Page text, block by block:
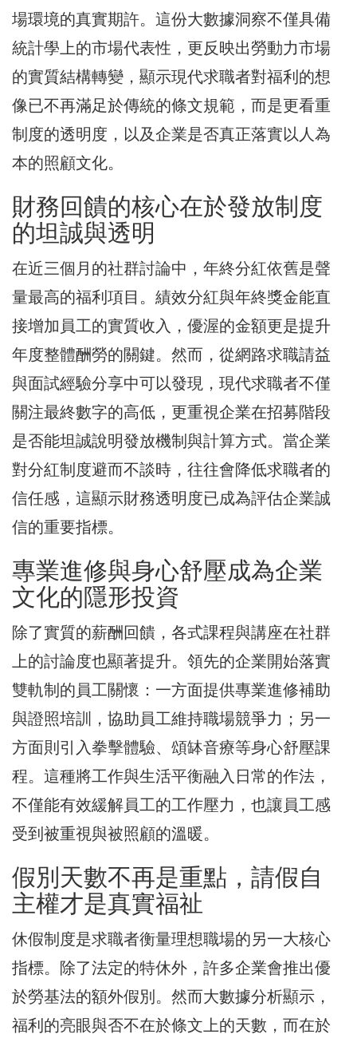
場環境的真實期許。這份大數據洞察不僅具備
統計學上的市場代表性，更反映出勞動力市場
的實質結構轉變，顯示現代求職者對福利的想
像已不再滿足於傳統的條文規範，而是更看重
制度的透明度，以及企業是否真正落實以人為
本的照顧文化。
財務回饋的核心在於發放制度
的坦誠與透明
在近三個月的社群討論中，年終分紅依舊是聲
量最高的福利項目。績效分紅與年終獎金能直
接增加員工的實質收入，優渥的金額更是提升
年度整體酬勞的關鍵。然而，從網路求職請益
與面試經驗分享中可以發現，現代求職者不僅
關注最終數字的高低，更重視企業在招募階段
是否能坦誠說明發放機制與計算方式。當企業
對分紅制度避而不談時，往往會降低求職者的
信任感，這顯示財務透明度已成為評估企業誠
信的重要指標。
專業進修與身心舒壓成為企業
文化的隱形投資
除了實質的薪酬回饋，各式課程與講座在社群
上的討論度也顯著提升。領先的企業開始落實
雙軌制的員工關懷：一方面提供專業進修補助
與證照培訓，協助員工維持職場競爭力；另一
方面則引入拳擊體驗、頌缽音療等身心舒壓課
程。這種將工作與生活平衡融入日常的作法，
不僅能有效緩解員工的工作壓力，也讓員工感
受到被重視與被照顧的溫暖。
假別天數不再是重點，請假自
主權才是真實福祉
休假制度是求職者衡量理想職場的另一大核心
指標。除了法定的特休外，許多企業會推出優
於勞基法的額外假別。然而大數據分析顯示，
福利的亮眼與否不在於條文上的天數，而在於